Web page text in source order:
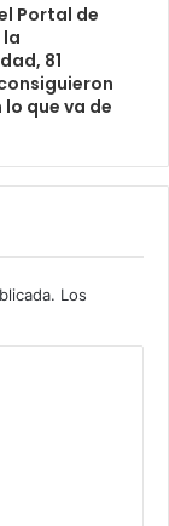
Portal de
la
81
que va de
Los